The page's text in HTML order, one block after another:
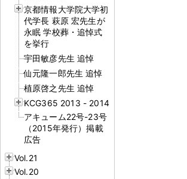
京都情報大学院大学初
代学長 萩原 宏先生が
永眠 学校葬・追悼式
を挙行
宇田敏彦先生 追悼
仙元隆一郎先生 追悼
植原啓之先生 追悼
KCG365 2013 - 2014
アキューム22号-23号
（2015年発行）掲載
広告
Vol.21
Vol.20